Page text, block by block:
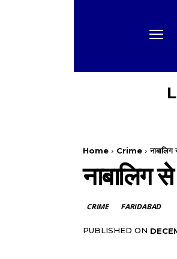
Home Crime
नाबालिग
CRIME FARIDABAD
PUBLISHED ON